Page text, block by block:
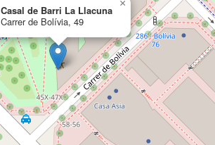
Casal de Barri La Llacuna
Carrer de Bolívia, 49
×